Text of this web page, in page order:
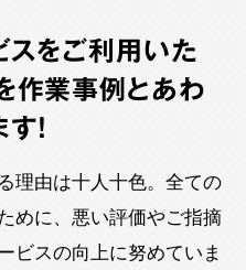
スをご利用いた
作業事例とあわ
！
理由は十人十色。全ての
めに、悪い評価やご指摘
ビスの向上に努めていま